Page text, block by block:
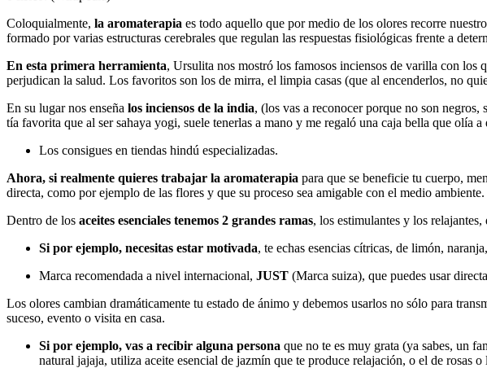
Coloquialmente, la aromaterapia es todo aquello que por medio de los olores recorre
formado por varias estructuras cerebrales que regulan las respuestas fisiológicas frente a
En esta primera herramienta, Ursulita nos mostró los famosos inciensos de varilla con los
perjudican la salud. Los favoritos son los de mirra, el limpia casas (que al encenderlos, no
En su lugar nos enseña los inciensos de la india, (los vas a reconocer porque no son
tía favorita que al ser sahaya yogi, suele tenerlas a mano y me regaló una caja bella que olía a
Los consigues en tiendas hindú especializadas.
Ahora, si realmente quieres trabajar la aromaterapia para que se beneficie tu cuerpo,
directa, como por ejemplo de las flores y que su proceso sea amigable con el medio ambiente.
Dentro de los aceites esenciales tenemos 2 grandes ramas, los estimulantes y los
Si por ejemplo, necesitas estar motivada, te echas esencias cítricas, de limón,
Marca recomendada a nivel internacional, JUST (Marca suiza), que puedes usar
Los olores cambian dramáticamente tu estado de ánimo y debemos usarlos no sólo para
suceso, evento o visita en casa.
Si por ejemplo, vas a recibir alguna persona que no te es muy grata (ya sabes, un
natural jajaja, utiliza aceite esencial de jazmín que te produce relajación, o el de rosas